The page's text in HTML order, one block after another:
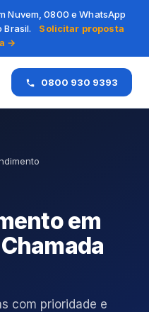
Nuvem, 0800 e WhatsApp
Brasil.
Solicitar proposta
→
0800 930 9393
em
com prioridade e